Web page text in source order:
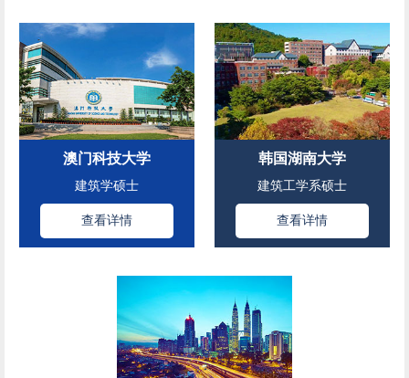
澳门科技大学
建筑学硕士
查看详情
韩国湖南大学
建筑工学系硕士
查看详情